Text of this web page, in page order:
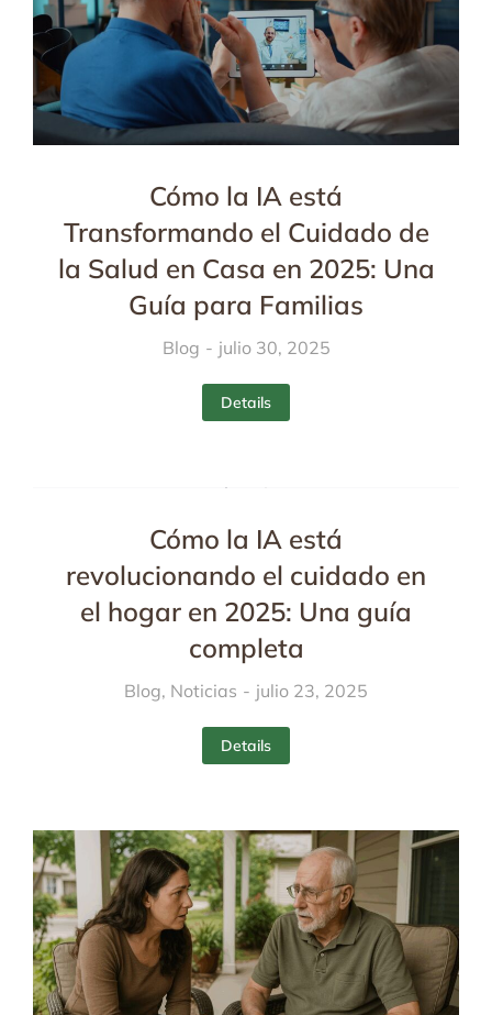
Cómo la IA está
Transformando el Cuidado de
la Salud en Casa en 2025: Una
Guía para Familias
Blog julio 30, 2025
Details
Cómo la IA está
revolucionando el cuidado en
el hogar en 2025: Una guía
completa
Blog, Noticias julio 23, 2025
Details